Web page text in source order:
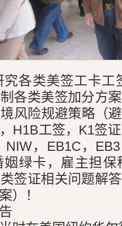
究各类美签工卡工
各类美签加分方
风险规避策略（
H1B工签，K1签
NIW，EB1C，
绿卡，雇主担
签证相关问题解
）！